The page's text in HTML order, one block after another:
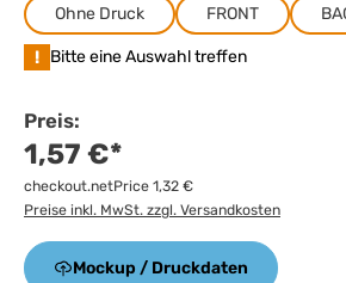
Ohne Druck FRONT
! Bitte eine Auswahl treffen
Preis:
1,57 €*
checkout.netPrice 1,32 €
Preise inkl. MwSt. zzgl. Versandkosten
Mockup / Druckdaten